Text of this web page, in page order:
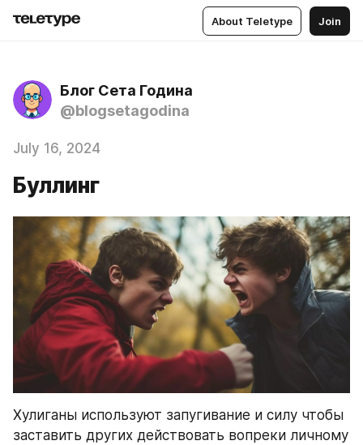
About Teletype Join
Блог Сета Година
@blogsetagodina
July 16, 2024
Буллинг
Хулиганы используют запугивание и силу чтобы
заставить других действовать вопреки личному